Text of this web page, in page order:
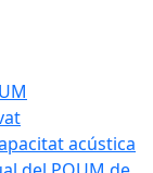
acústica